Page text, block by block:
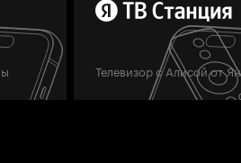
Телевизор с Алисой от